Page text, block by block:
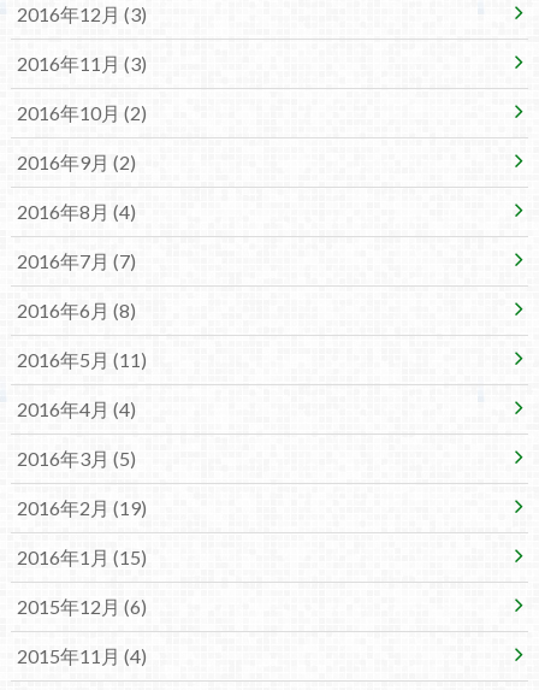
2016年12月 (3)
2016年11月 (3)
2016年10月 (2)
2016年9月 (2)
2016年8月 (4)
2016年7月 (7)
2016年6月 (8)
2016年5月 (11)
2016年4月 (4)
2016年3月 (5)
2016年2月 (19)
2016年1月 (15)
2015年12月 (6)
2015年11月 (4)